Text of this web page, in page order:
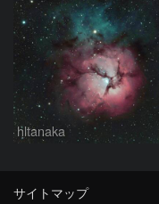
hltanaka
サイトマップ